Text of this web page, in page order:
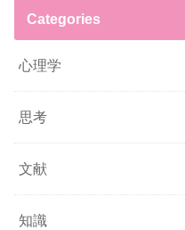
Categories
心理学
思考
文献
知識